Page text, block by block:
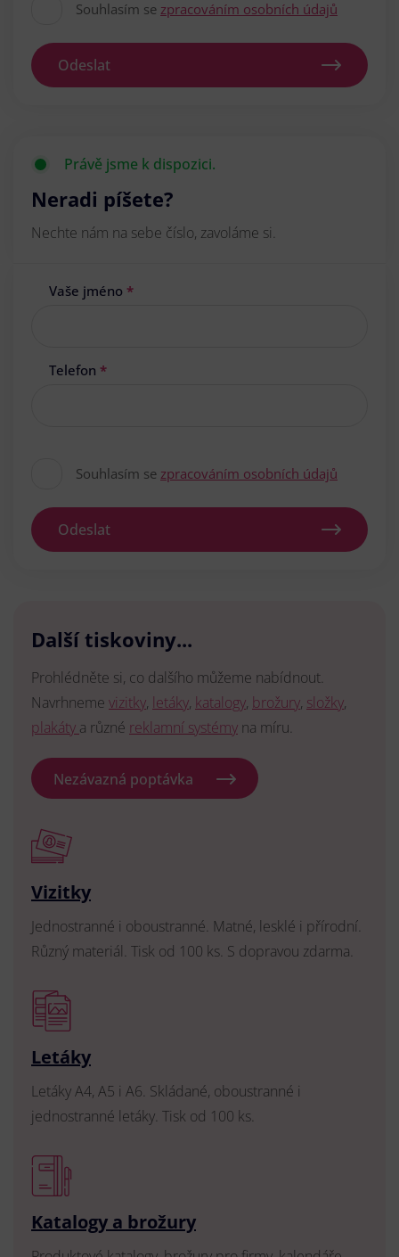
Souhlasím se zpracováním osobních údajů
Odeslat
Právě jsme k dispozici.
Neradi píšete?
Nechte nám na sebe číslo, zavoláme si.
Vaše jméno *
Telefon *
Souhlasím se zpracováním osobních údajů
Odeslat
Další tiskoviny...
Prohlédněte si, co dalšího můžeme nabídnout.
Navrhneme vizitky, letáky, katalogy, brožury, složky,
plakáty a různé reklamní systémy na míru.
Nezávazná poptávka
Vizitky
Jednostranné i oboustranné. Matné, lesklé i přírodní.
Různý materiál. Tisk od 100 ks. S dopravou zdarma.
Letáky
Letáky A4, A5 i A6. Skládané, oboustranné i
jednostranné letáky. Tisk od 100 ks.
Katalogy a brožury